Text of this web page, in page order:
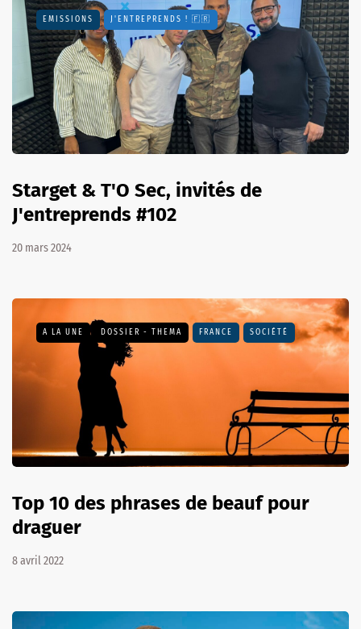
EMISSIONS J'ENTREPRENDS ! 🇫🇷
Starget & T'O Sec, invités de
J'entreprends #102
20 mars 2024
A LA UNE DOSSIER - THEMA FRANCE SOCIÉTÉ
Top 10 des phrases de beauf pour
draguer
8 avril 2022